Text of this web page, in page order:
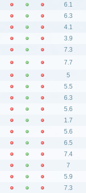
6.1
6.3
4.1
3.9
7.3
7.7
5
5.5
6.3
5.6
1.7
5.6
6.5
7.4
7
5.9
7.3